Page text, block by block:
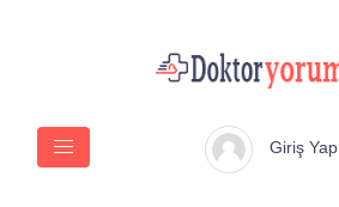
Giriş Yap